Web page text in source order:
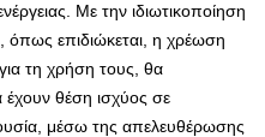
Με την ιδιωτικοποίηση
όπως επιδιώκεται, η χρέωση
τη χρήση τους, θα
έχουν θέση ισχύος σε
μέσω της απελευθέρωσης